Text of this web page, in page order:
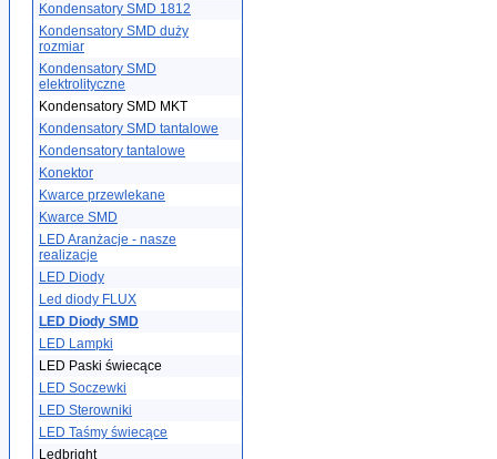
Kondensatory SMD 1812
Kondensatory SMD duży
rozmiar
Kondensatory SMD
elektrolityczne
Kondensatory SMD MKT
Kondensatory SMD tantalowe
Kondensatory tantalowe
Konektor
Kwarce przewlekane
Kwarce SMD
LED Aranżacje - nasze
realizacje
LED Diody
Led diody FLUX
LED Diody SMD
LED Lampki
LED Paski świecące
LED Soczewki
LED Sterowniki
LED Taśmy świecące
Ledbright